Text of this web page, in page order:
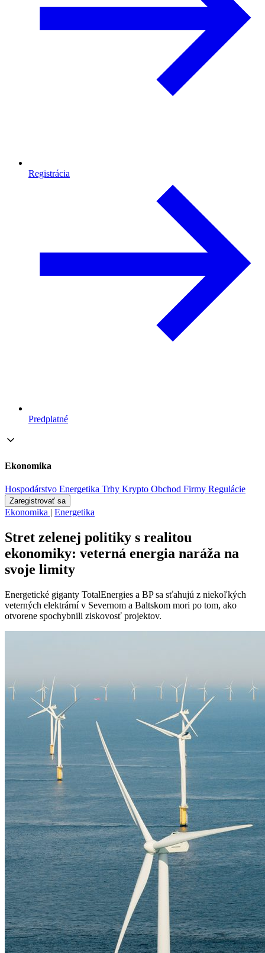
Registrácia
Predplatné
Ekonomika
Hospodárstvo Energetika Trhy Krypto Obchod Firmy Regulácie
Zaregistrovať sa
Ekonomika | Energetika
Stret zelenej politiky s realitou
ekonomiky: veterná energia naráža na
svoje limity
Energetické giganty TotalEnergies a BP sa sťahujú z niekoľkých
veterných elektrární v Severnom a Baltskom mori po tom, ako
otvorene spochybnili ziskovosť projektov.